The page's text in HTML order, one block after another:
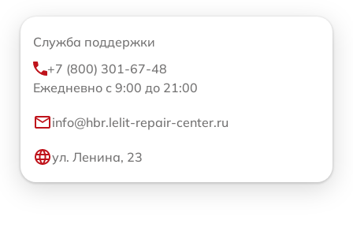
Служба поддержки
+7 (800) 301-67-48
Ежедневно с 9:00 до 21:00
info@hbr.lelit-repair-center.ru
ул. Ленина, 23